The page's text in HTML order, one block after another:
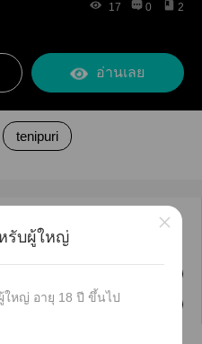
17 0 2
อ่านเลย
tenipuri
รับผู้ใหญ่
ใหญ่ อายุ 18 ปี ขึ้นไป
×